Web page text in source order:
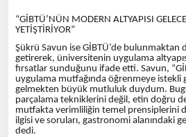
“GİBTÜ’NÜN MODERN ALTYAPISI
YETİŞTİRİYOR”
Şükrü Savun ise GİBTÜ’de
getirerek, üniversitenin uygulama
fırsatlar sunduğunu ifade etti. Savun,
uygulama mutfağında öğrenmeye istekli
gelmekten büyük mutluluk duydum.
parçalama tekniklerini değil, etin doğru
mutfakta verimliliğin temel prensiplerini
ilgisi ve soruları, gastronomi alanındaki
dedi.